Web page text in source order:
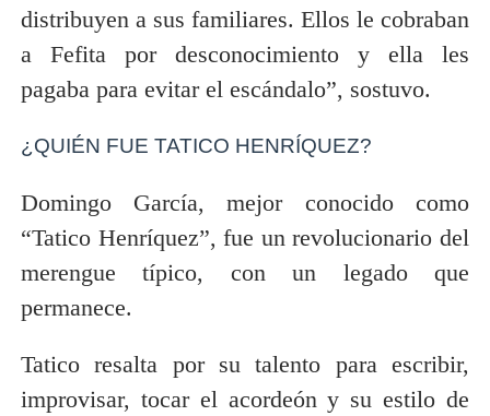
distribuyen a sus familiares. Ellos le cobraban
a Fefita por desconocimiento y ella les
pagaba para evitar el escándalo”, sostuvo.
¿QUIÉN FUE TATICO HENRÍQUEZ?
Domingo García, mejor conocido como
“Tatico Henríquez”, fue un revolucionario del
merengue típico, con un legado que
permanece.
Tatico resalta por su talento para escribir,
improvisar, tocar el acordeón y su estilo de